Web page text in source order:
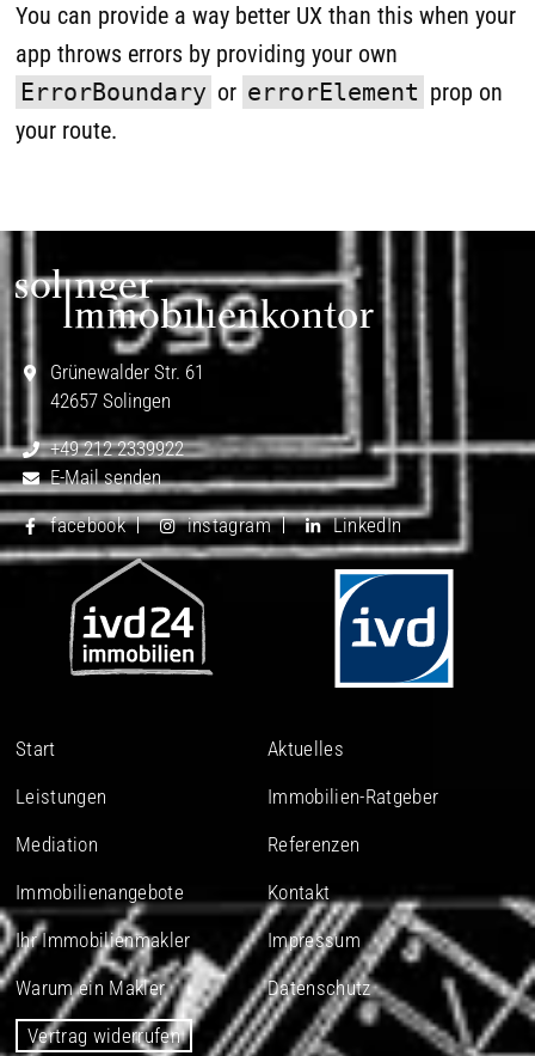
Grünewalder Str. 61
42657 Solingen
+49 212 2339922
E-Mail senden
facebook
instagram LinkedIn
Start
Aktuelles
Leistungen
Immobilien-Ratgeber
Mediation
Referenzen
Immobilienangebote
Kontakt
Ihr Immobilienmakler
Impressum
Warum ein Makler
Datenschutz
Vertrag widerrufen